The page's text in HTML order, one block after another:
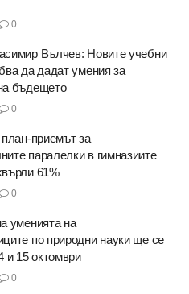
0
Вълчев: Новите учебни
да дадат умения за
бъдещето
0
приемът за
паралелки в гимназиите
61%
0
уменията на
по природни науки ще се
и 15 октомври
0